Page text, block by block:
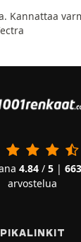
Kannattaa
4.84/ 5|
arvostelua
PIKALINKIT